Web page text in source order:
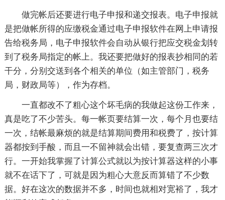
做完帐后还要进行电子申报和递交报表。电子申报就
是把做帐所得的应缴税金通过电子申报软件在网上申请报
告给税务局，电子申报软件会自动从银行把应交税金划转
到了税务局指定的帐上。我还要把做好的报表抄相同的若
干分，分别交送到各个相关的单位（如主管部门，税务
局，财政局等），作为存档。
一直都改不了粗心这个坏毛病的我做起这份工作来，
真是吃了不少苦头。每一帐页要结算一次，每个月也要结
一次，结帐最麻烦的就是结算期间费用和税费了，按计算
器都按到手酸，而且一不留神就会出错，要复查两三次才
行。一开始我掌握了计算公式就以为按计算器这样的小事
就不在话下了，可就是因为粗心大意反而算错了不少数
据。好在这次的数据并不多，时间也就相对宽裕了，我才